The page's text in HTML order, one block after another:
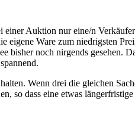
Auktion nur eine/n
Ware zum niedrigsten
bisher noch nirgends gesehen.
Wenn drei die gleichen
so dass eine etwas